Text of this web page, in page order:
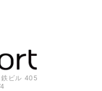
ビル 405